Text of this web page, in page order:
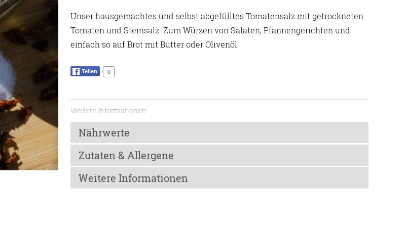
Unser hausgemachtes und selbst abgefülltes Tomatensalz mit getrockneten
Tomaten und Steinsalz. Zum Würzen von Salaten, Pfannengerichten und
einfach so auf Brot mit Butter oder Olivenöl.
Teilen 0
Weitere Informationen
Nährwerte
Nährwerte
Energie
Fett
0,2 g
Zutaten & Allergene
Zutaten
Weitere Informationen